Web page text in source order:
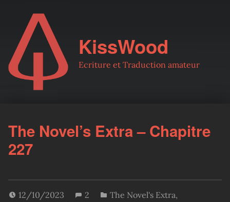
KissWood
Ecriture et Traduction amateur
The Novel’s Extra – Chapitre
227
12/10/2023 2 The Novel's Extra,